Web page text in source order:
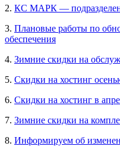
2. КС МАРК —
3. Плановые работы по
обеспечения
4. Зимние скидки на
5. Скидки на хостинг
6. Скидки на хостинг в
7. Зимние скидки на
8. Информируем об